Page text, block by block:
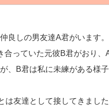
良しの男友達A君がいます
合っていた元彼B君がおり
、B君は私に未練がある様子
は友達として接してきまし